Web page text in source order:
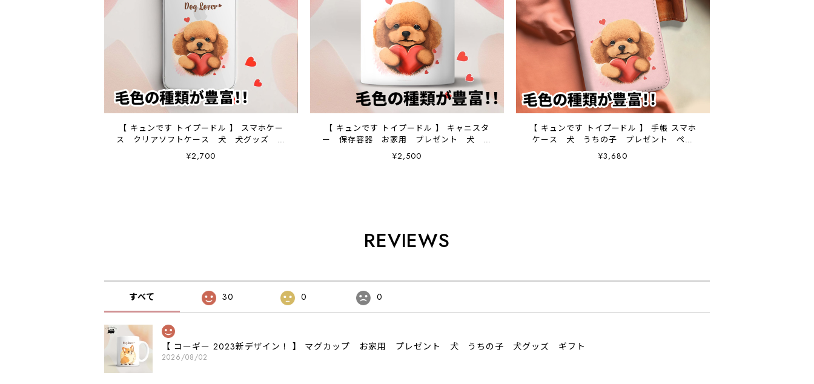
【 キュンです トイプードル 】 スマホケー
ス クリアソフトケース 犬 犬グッズ プ
レゼント アンドロイド対応
¥2,700
【 キュンです トイプードル 】 キャニスタ
ー 保存容器 お家用 プレゼント 犬 ペ
ット うちの子 犬グッズ
¥2,500
【 キュンです トイプードル 】 手帳 スマホ
ケース 犬 うちの子 プレゼント ペッ
ト Android対応
¥3,680
REVIEWS
すべて 30 0 0
【 コーギー 2023新デザイン！ 】 マグカップ お家用 プレゼント 犬 うちの子 犬グッズ ギフト
2026/08/02